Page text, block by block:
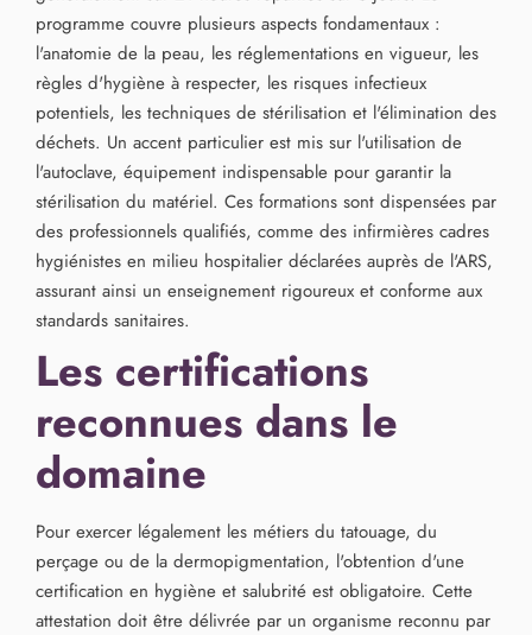
programme couvre plusieurs aspects fondamentaux :
l'anatomie de la peau, les réglementations en vigueur, les
règles d'hygiène à respecter, les risques infectieux
potentiels, les techniques de stérilisation et l'élimination des
déchets. Un accent particulier est mis sur l'utilisation de
l'autoclave, équipement indispensable pour garantir la
stérilisation du matériel. Ces formations sont dispensées par
des professionnels qualifiés, comme des infirmières cadres
hygiénistes en milieu hospitalier déclarées auprès de l'ARS,
assurant ainsi un enseignement rigoureux et conforme aux
standards sanitaires.
Les certifications
reconnues dans le
domaine
Pour exercer légalement les métiers du tatouage, du
perçage ou de la dermopigmentation, l'obtention d'une
certification en hygiène et salubrité est obligatoire. Cette
attestation doit être délivrée par un organisme reconnu par